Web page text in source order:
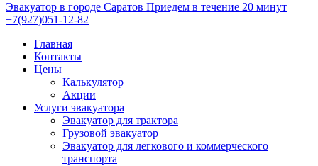
Эвакуатор в городе Саратов Приедем в течение 20 минут
+7(927)051-12-82
Главная
Контакты
Цены
Калькулятор
Акции
Услуги эвакуатора
Эвакуатор для трактора
Грузовой эвакуатор
Эвакуатор для легкового и коммерческого
транспорта